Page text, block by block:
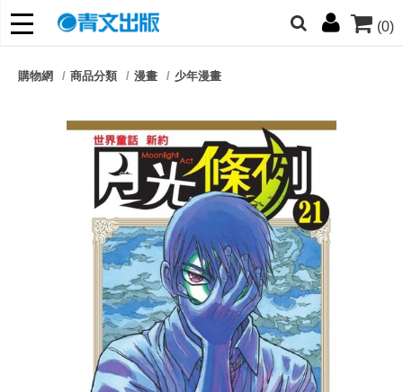
(0)
朋友們，提高警覺！
購物網 商品分類 漫畫 少年漫畫